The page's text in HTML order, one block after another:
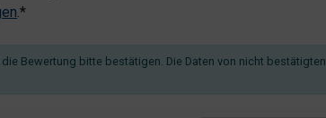
.*
Bewertung bitte bestätigen. Die Daten von nicht bestätigten